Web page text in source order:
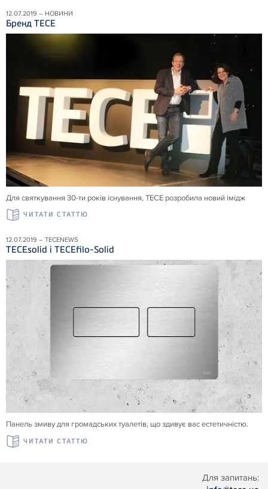
Для запитань:
12.07.2019 – НОВИНИ
Бренд ТЕСЕ
Для святкування 30-ти років існування, ТЕСЕ розробила новий імідж
ЧИТАТИ СТАТТЮ
12.07.2019 – TECENEWS
TECEsolid і TECEfilo-Solid
Панель змиву для громадських туалетів, що здивує вас естетичністю.
ЧИТАТИ СТАТТЮ